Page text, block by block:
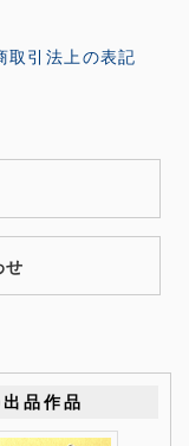
取引法上の表記
せ
品作品